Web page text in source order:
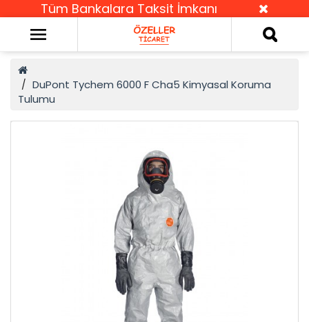
Tüm Bankalara Taksit İmkanı
DuPont Tychem 6000 F Cha5 Kimyasal Koruma
Tulumu